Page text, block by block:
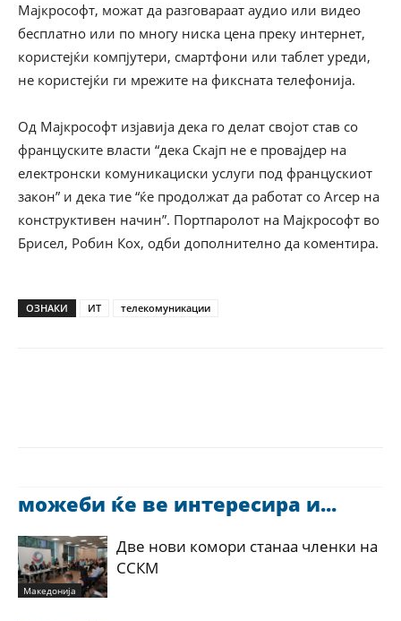
Мајкрософт, можат да разговараат аудио или видео
бесплатно или по многу ниска цена преку интернет,
користејќи компјутери, смартфони или таблет уреди,
не користејќи ги мрежите на фиксната телефонија.
Од Мајкрософт изјавија дека го делат својот став со
француските власти “дека Скајп не е провајдер на
електронски комуникациски услуги под францускиот
закон” и дека тие “ќе продолжат да работат со Arcep на
конструктивен начин”. Портпаролот на Мајкрософт во
Брисел, Робин Кох, одби дополнително да коментира.
ОЗНАКИ ИТ телекомуникации
можеби ќе ве интересира и...
Македонија
Две нови комори станаа членки на
ССКМ